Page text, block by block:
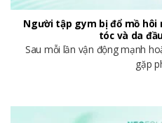
Người tập gym bị đổ mồ hôi
tóc và da
Sau mỗi lần vận động mạnh
gặp